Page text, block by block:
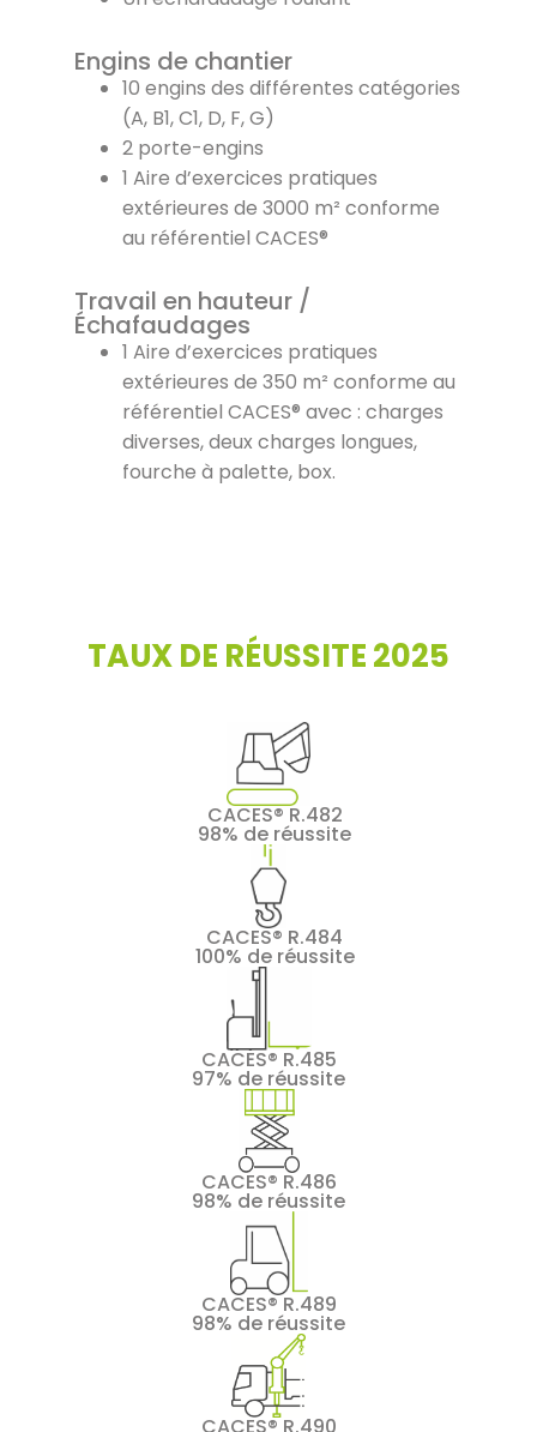
Engins de chantier
10 engins des différentes catégories
(A, B1, C1, D, F, G)
2 porte-engins
1 Aire d’exercices pratiques
extérieures de 3000 m² conforme
au référentiel CACES®
Travail en hauteur /
Échafaudages
1 Aire d’exercices pratiques
extérieures de 350 m² conforme au
référentiel CACES® avec : charges
diverses, deux charges longues,
fourche à palette, box.
TAUX DE RÉUSSITE 2025
CACES® R.482
98% de réussite
CACES® R.484
100% de réussite
CACES® R.485
97% de réussite
CACES® R.486
98% de réussite
CACES® R.489
98% de réussite